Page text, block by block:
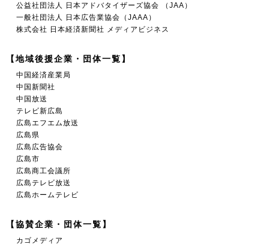
公益社団法人 日本アドバタイザーズ協会 （JAA）
一般社団法人 日本広告業協会（JAAA）
株式会社 日本経済新聞社 メディアビジネス
【地域後援企業・団体一覧】
中国経済産業局
中国新聞社
中国放送
テレビ新広島
広島エフエム放送
広島県
広島広告協会
広島市
広島商工会議所
広島テレビ放送
広島ホームテレビ
【協賛企業・団体一覧】
カゴメディア